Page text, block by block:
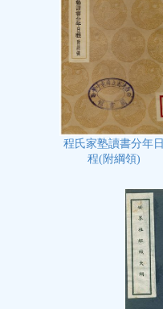
程氏家塾讀書分年日
程(附綱領)